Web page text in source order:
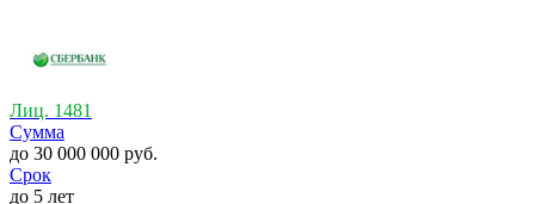
Лиц. 1481
Сумма
до 30 000 000 руб.
Срок
до 5 лет